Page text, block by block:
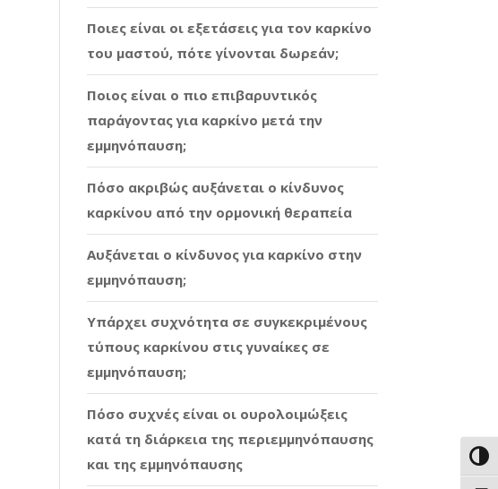
Ποιες είναι οι εξετάσεις για τον καρκίνο
του μαστού, πότε γίνονται δωρεάν;
Ποιος είναι ο πιο επιβαρυντικός
παράγοντας για καρκίνο μετά την
εμμηνόπαυση;
Πόσο ακριβώς αυξάνεται ο κίνδυνος
καρκίνου από την ορμονική θεραπεία
Αυξάνεται ο κίνδυνος για καρκίνο στην
εμμηνόπαυση;
Υπάρχει συχνότητα σε συγκεκριμένους
τύπους καρκίνου στις γυναίκες σε
εμμηνόπαυση;
Πόσο συχνές είναι οι ουρολοιμώξεις
κατά τη διάρκεια της περιεμμηνόπαυσης
και της εμμηνόπαυσης